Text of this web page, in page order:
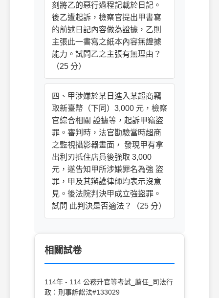
刻將乙的惡行過程記載於日記。
後乙遭起訴，檢察官提出甲書寫
的前述日記內容做為證據，乙則
主張此一書寫之紙本內容無證據
能力。試問乙之主張有無理由？
（25 分）
四、甲涉嫌於某日進入某超商竊
取新臺幣（下同）3,000 元，檢察
官綜合相關 證據等，起訴甲竊盜
罪。審判時，法官勘驗當時超商
之監視攝影器畫面， 發現甲有拿
出利刃抵住店員後強取 3,000
元，遂告知甲所涉嫌罪名為強 盜
罪，甲及其辯護律師均表示沒意
見。後法院判決甲成立強盜罪。
試問 此判決是否適法？（25 分）
相關試卷
114年 - 114 公務升官等考試_薦任_司法行
政：刑事訴訟法#133029